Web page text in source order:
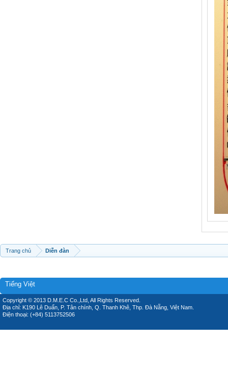
Trang chủ Diễn đàn
Tiếng Việt
Copyright © 2013 D.M.E.C Co.,Ltd, All Rights Reserved.
Địa chỉ: K190 Lê Duẩn, P. Tân chính, Q. Thanh Khê, Thp. Đà Nẵng, Việt Nam.
Điện thoại: (+84) 5113752506